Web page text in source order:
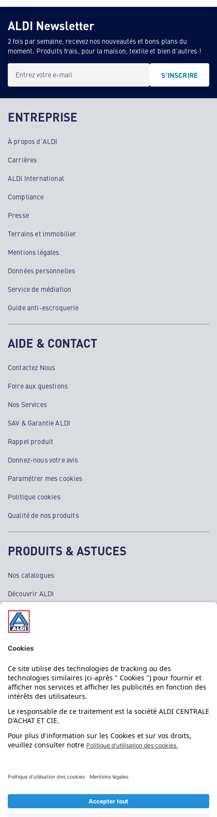
ALDI Newsletter
2 fois par semaine, recevez nos nouveautés et bons plans du
moment. Produits frais, pour la maison, textile et bien d'autres !
Entrez votre e-mail S'INSCRIRE
ENTREPRISE
À propos d'ALDI
Carrières
ALDI International
Compliance
Presse
Terrains et immobilier
Mentions légales
Données personnelles
Service de médiation
Guide anti-escroquerie
AIDE & CONTACT
Contactez Nous
Foire aux questions
Nos Services
SAV & Garantie ALDI
Rappel produit
Donnez-nous votre avis
Paramétrer mes cookies
Politique cookies
Qualité de nos produits
PRODUITS & ASTUCES
Nos catalogues
Découvrir ALDI
Nos bons plans
Nos rayons
Nos marques
Nos astuces
Évènements
L'application mobile